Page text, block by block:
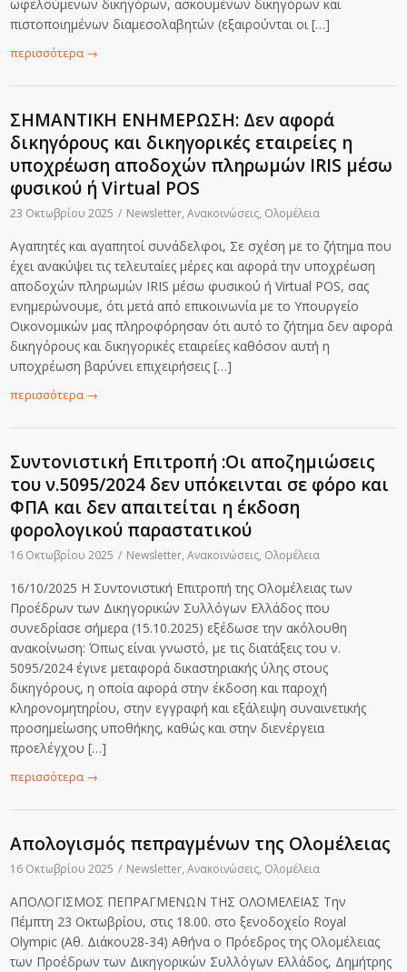
ωφελούμενων δικηγόρων, ασκουμένων δικηγόρων και
πιστοποιημένων διαμεσολαβητών (εξαιρούνται οι […]
περισσότερα →
ΣΗΜΑΝΤΙΚΗ ΕΝΗΜΕΡΩΣΗ: Δεν αφορά
δικηγόρους και δικηγορικές εταιρείες η
υποχρέωση αποδοχών πληρωμών IRIS μέσω
φυσικού ή Virtual POS
23 Οκτωβρίου 2025 / Newsletter,Ανακοινώσεις, Ολομέλεια
Αγαπητές και αγαπητοί συνάδελφοι, Σε σχέση με το ζήτημα που
έχει ανακύψει τις τελευταίες μέρες και αφορά την υποχρέωση
αποδοχών πληρωμών IRIS μέσω φυσικού ή Virtual POS, σας
ενημερώνουμε, ότι μετά από επικοινωνία με το Υπουργείο
Οικονομικών μας πληροφόρησαν ότι αυτό το ζήτημα δεν αφορά
δικηγόρους και δικηγορικές εταιρείες καθόσον αυτή η
υποχρέωση βαρύνει επιχειρήσεις […]
περισσότερα →
Συντονιστική Επιτροπή :Οι αποζημιώσεις
του ν.5095/2024 δεν υπόκεινται σε φόρο και
ΦΠΑ και δεν απαιτείται η έκδοση
φορολογικού παραστατικού
16 Οκτωβρίου 2025 / Newsletter,Ανακοινώσεις, Ολομέλεια
16/10/2025 H Συντονιστική Επιτροπή της Ολομέλειας των
Προέδρων των Δικηγορικών Συλλόγων Ελλάδος που
συνεδρίασε σήμερα (15.10.2025) εξέδωσε την ακόλουθη
ανακοίνωση: Όπως είναι γνωστό, με τις διατάξεις του ν.
5095/2024 έγινε μεταφορά δικαστηριακής ύλης στους
δικηγόρους, η οποία αφορά στην έκδοση και παροχή
κληρονομητηρίου, στην εγγραφή και εξάλειψη συναινετικής
προσημείωσης υποθήκης, καθώς και στην διενέργεια
προελέγχου […]
περισσότερα →
Απολογισμός πεπραγμένων της Ολομέλειας
16 Οκτωβρίου 2025 / Newsletter,Ανακοινώσεις, Ολομέλεια
ΑΠΟΛΟΓΙΣΜΟΣ ΠΕΠΡΑΓΜΕΝΩΝ ΤΗΣ ΟΛΟΜΕΛΕΙΑΣ Την
Πέμπτη 23 Οκτωβρίου, στις 18.00. στο ξενοδοχείο Royal
Olympic (Αθ. Διάκου28-34) Αθήνα ο Πρόεδρος της Ολομέλειας
των Προέδρων των Δικηγορικών Συλλόγων Ελλάδος, Δημήτρης